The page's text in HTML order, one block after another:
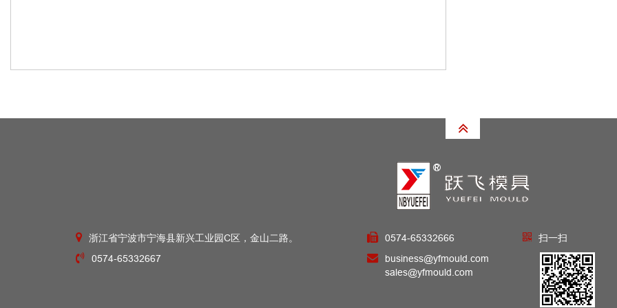
浙江省宁波市宁海县新兴工业园C区，金山二路。
0574-65332667
0574-65332666
business@yfmould.com
sales@yfmould.com
扫一扫